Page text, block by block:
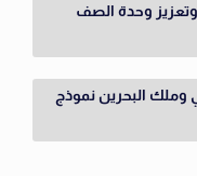
وحدة الصف
البحرين نموذج